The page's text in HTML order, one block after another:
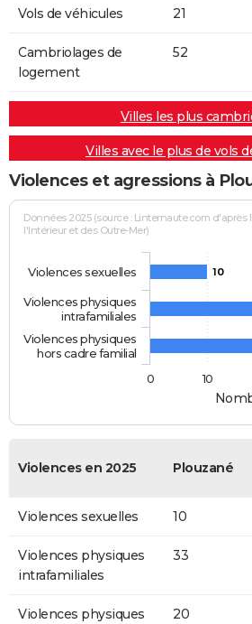
Vols de véhicules 21
Cambriolages de
logement
52
Villes les plus
Villes avec le plus de vols
Violences et agressions à
Données 2025 (source : Linternaute.com d'après
l'Intérieur et des Outre-Mer)
10
Violences sexuelles
Violences physiques
intrafamiliales
Violences physiques
hors cadre familial
0
10
Violences en 2025 Plouzané
Violences sexuelles 10
Violences physiques
intrafamiliales
33
Violences physiques
20